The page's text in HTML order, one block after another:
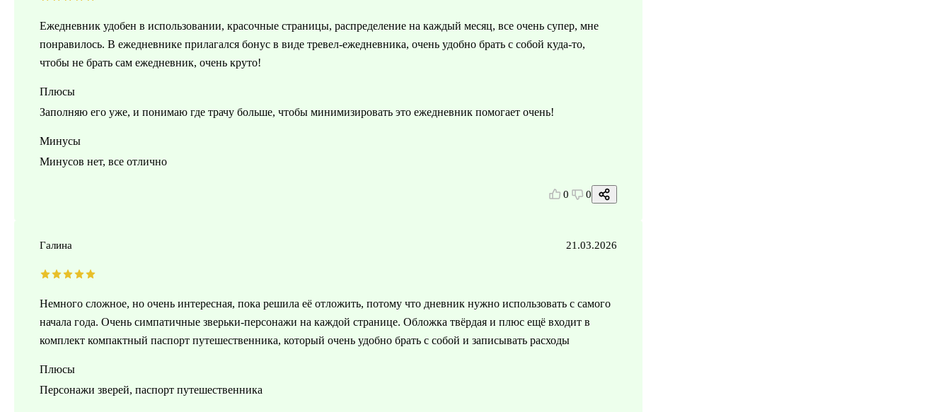
Ежедневник удобен в использовании, красочные страницы, распределение на каждый месяц, все очень супер, мне
понравилось. В ежедневнике прилагался бонус в виде тревел-ежедневника, очень удобно брать с собой куда-то,
чтобы не брать сам ежедневник, очень круто!
Плюсы
Заполняю его уже, и понимаю где трачу больше, чтобы минимизировать это ежедневник помогает очень!
Минусы
Минусов нет, все отлично
0 0
Галина 21.03.2026
Немного сложное, но очень интересная, пока решила её отложить, потому что дневник нужно использовать с самого
начала года. Очень симпатичные зверьки-персонажи на каждой странице. Обложка твёрдая и плюс ещё входит в
комплект компактный паспорт путешественника, который очень удобно брать с собой и записывать расходы
Плюсы
Персонажи зверей, паспорт путешественника